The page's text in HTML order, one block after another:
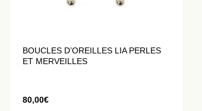
BOUCLES D’OREILLES LIA PERLES
ET MERVEILLES
80,00€